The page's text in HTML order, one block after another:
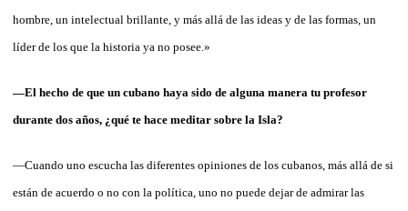
hombre, un intelectual brillante, y más allá de las ideas y de las formas, un
líder de los que la historia ya no posee.»
—El hecho de que un cubano haya sido de alguna manera tu profesor
durante dos años, ¿qué te hace meditar sobre la Isla?
—Cuando uno escucha las diferentes opiniones de los cubanos, más allá de si
están de acuerdo o no con la política, uno no puede dejar de admirar las